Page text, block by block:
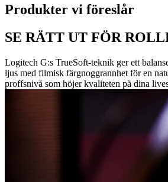
Produkter vi föreslår
SE RÄTT UT FÖR
Logitech G:s TrueSoft-teknik ger ett
ljus med filmisk färgnoggrannhet för en
proffsnivå som höjer kvaliteten på dina